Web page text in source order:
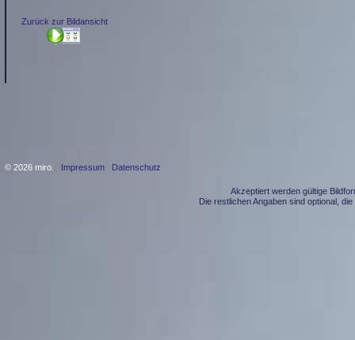
Zurück zur Bildansicht
© 2026 miro. Impressum Datenschutz
Akzeptiert werden gültige
Die restlichen Angaben sind optional,